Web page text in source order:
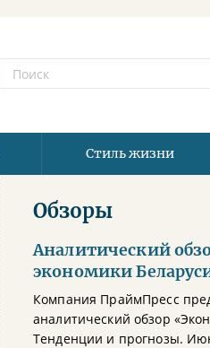
Стиль жизни
Обзоры
Аналитический
экономики
Компания ПраймПресс
аналитический обзор
Тенденции и прогнозы.